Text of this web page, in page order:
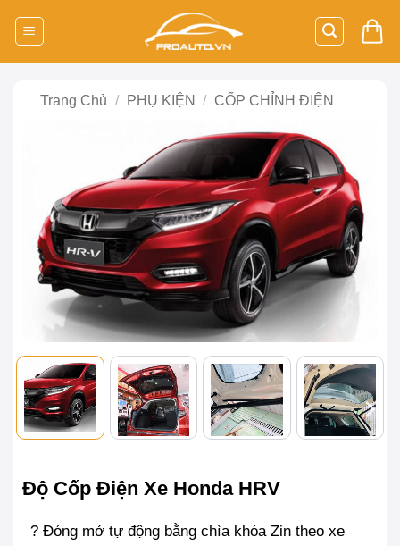
Trang Chủ / PHỤ KIỆN / CỐP CHỈNH ĐIỆN
Độ Cốp Điện Xe Honda HRV
? Đóng mở tự động bằng chìa khóa Zin theo xe